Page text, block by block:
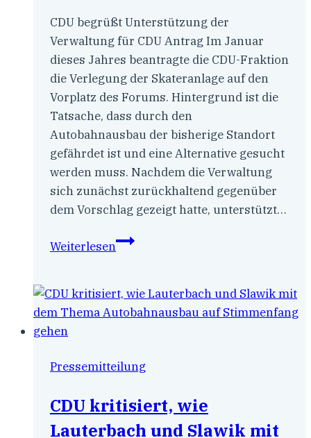
CDU begrüßt Unterstützung der
Verwaltung für CDU Antrag Im Januar
dieses Jahres beantragte die CDU-Fraktion
die Verlegung der Skateranlage auf den
Vorplatz des Forums. Hintergrund ist die
Tatsache, dass durch den
Autobahnausbau der bisherige Standort
gefährdet ist und eine Alternative gesucht
werden muss. Nachdem die Verwaltung
sich zunächst zurückhaltend gegenüber
dem Vorschlag gezeigt hatte, unterstützt…
WeiterlesenNeuer
die
Skateranlage
Pressemitteilung
CDU kritisiert, wie
Lauterbach und Slawik mit